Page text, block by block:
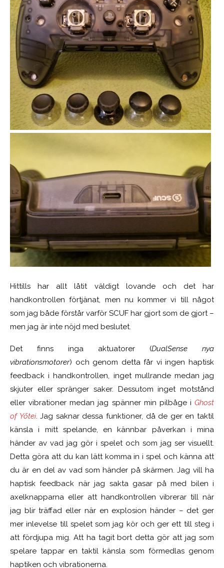
Hittills har allt låtit väldigt lovande och det har
handkontrollen förtjänat, men nu kommer vi till något
som jag både förstår varför SCUF har gjort som de gjort –
men jag är inte nöjd med beslutet.
Det finns inga aktuatorer (DualSense nya
vibrationsmotorer) och genom detta får vi ingen haptisk
feedback i handkontrollen, inget mullrande medan jag
skjuter eller spränger saker. Dessutom inget motstånd
eller vibrationer medan jag spänner min pilbåge i Ghost
of Yōtei. Jag saknar dessa funktioner, då de ger en taktil
känsla i mitt spelande, en kännbar påverkan i mina
händer av vad jag gör i spelet och som jag ser visuellt.
Detta göra att du kan lätt komma in i spel och känna att
du är en del av vad som händer på skärmen. Jag vill ha
haptisk feedback när jag sakta gasar på med bilen i
axelknapparna eller att handkontrollen vibrerar till när
jag blir träffad eller när en explosion händer – det ger
mer inlevelse till spelet som jag kör och ger ett till steg i
att fördjupa mig. Att ha tagit bort detta gör att jag som
spelare tappar en taktil känsla som förmedlas genom
haptiken och vibrationerna.